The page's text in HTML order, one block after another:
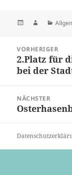
Veröffentlicht
Autor
VORHERIGER
Vorheriger
Beitrag:
2.Platz für
bei der
NÄCHSTER
Nächster